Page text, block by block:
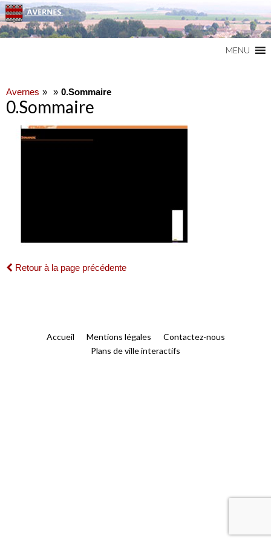
MENU
Avernes 0.Sommaire
0.Sommaire
Retour à la page précédente
Accueil Mentions légales
Contactez-nous
Plans de ville interactifs